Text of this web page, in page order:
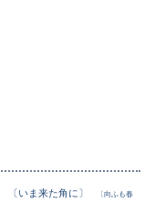
〔いま来た角に〕 〔向ふも春